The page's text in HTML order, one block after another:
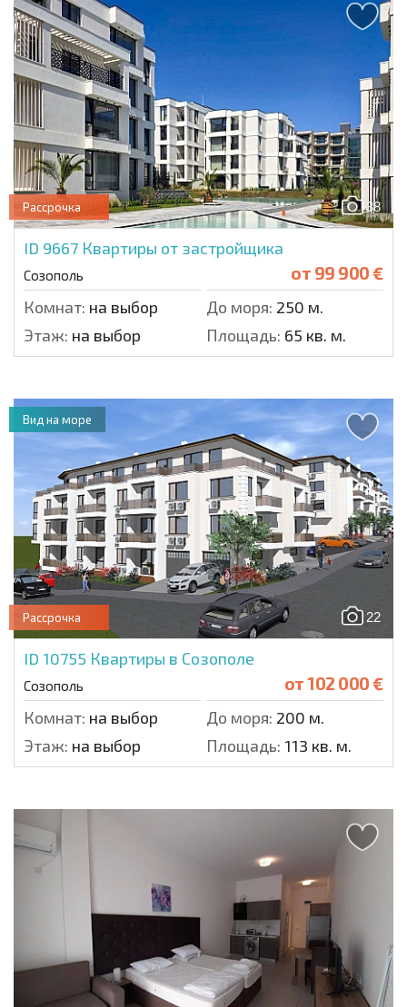
38
Рассрочка
ID 9667 Квартиры от застройщика
Созополь от 99 900 €
Комнат: на выбор До моря: 250 м.
Этаж: на выбор Площадь: 65 кв. м.
22
Рассрочка
ID 10755 Квартиры в Созополе
Созополь от102 000 €
Комнат: на выбор До моря: 200 м.
Этаж: на выбор Площадь: 113 кв. м.
Вид на море